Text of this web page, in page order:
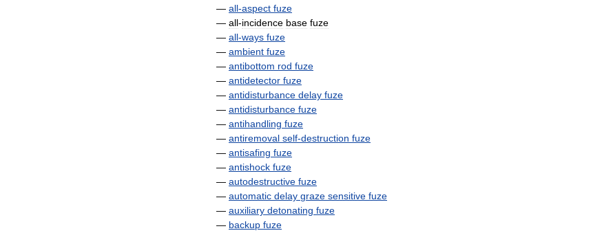
— all-aspect fuze
— all-incidence base fuze
— all-ways fuze
— ambient fuze
— antibottom rod fuze
— antidetector fuze
— antidisturbance delay fuze
— antidisturbance fuze
— antihandling fuze
— antiremoval self-destruction fuze
— antisafing fuze
— antishock fuze
— autodestructive fuze
— automatic delay graze sensitive fuze
— auxiliary detonating fuze
— backup fuze